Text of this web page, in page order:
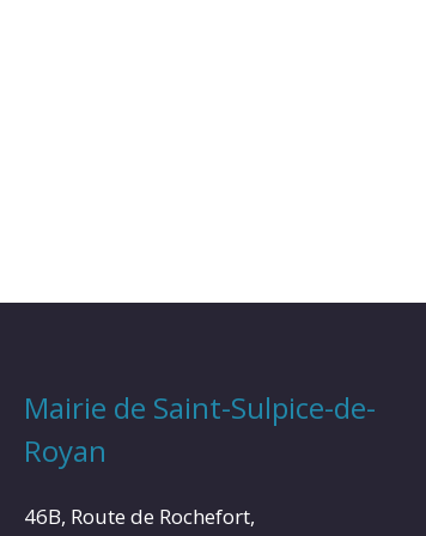
Mairie de Saint-Sulpice-de-
Royan
46B, Route de Rochefort,